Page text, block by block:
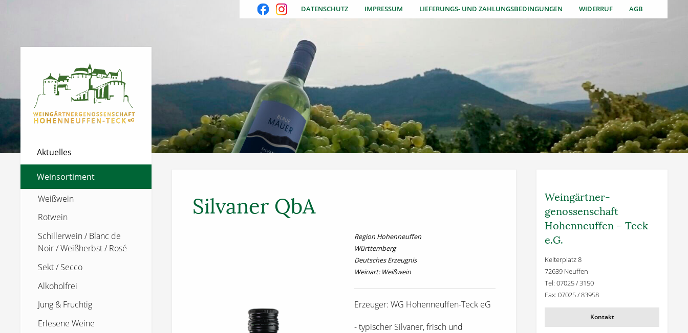
DATENSCHUTZ IMPRESSUM LIEFERUNGS- UND ZAHLUNGSBEDINGUNGEN WIDERRUF AGB
Aktuelles
Weinsortiment
Weißwein
Rotwein
Schillerwein / Blanc de
Noir / Weißherbst / Rosé
Sekt / Secco
Alkoholfrei
Jung & Fruchtig
Erlesene Weine
Silvaner QbA
Region Hohenneuffen
Württemberg
Deutsches Erzeugnis
Weinart: Weißwein
Erzeuger: WG Hohenneuffen-Teck eG
- typischer Silvaner, frisch und
Weingärtner­
genossenschaft
Hohenneuffen – Teck
e.G.
Kelterplatz 8
72639 Neuffen
Tel: 07025 / 3150
Fax: 07025 / 83958
Kontakt